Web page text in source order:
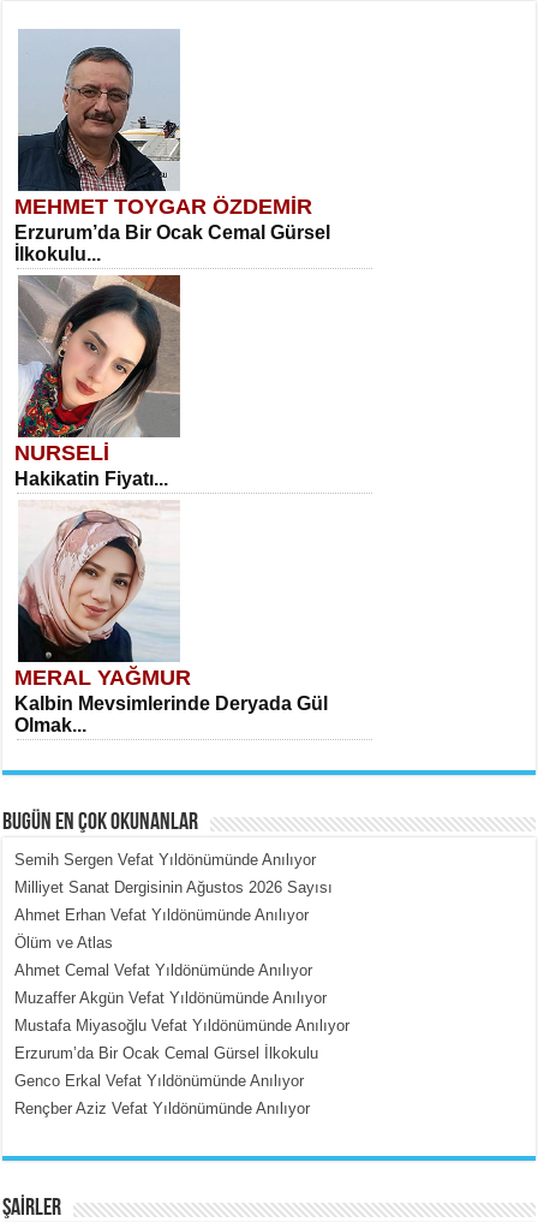
MEHMET TOYGAR ÖZDEMİR
Erzurum’da Bir Ocak Cemal Gürsel
İlkokulu...
NURSELİ
Hakikatin Fiyatı...
MERAL YAĞMUR
Kalbin Mevsimlerinde Deryada Gül
Olmak...
MEHMET ÇOBAN
İçerdeki Put Dışardaki Maskeler...
BUGÜN EN ÇOK OKUNANLAR
Semih Sergen Vefat Yıldönümünde Anılıyor
Milliyet Sanat Dergisinin Ağustos 2026 Sayısı
Ahmet Erhan Vefat Yıldönümünde Anılıyor
Ölüm ve Atlas
Ahmet Cemal Vefat Yıldönümünde Anılıyor
Muzaffer Akgün Vefat Yıldönümünde Anılıyor
Mustafa Miyasoğlu Vefat Yıldönümünde Anılıyor
Erzurum’da Bir Ocak Cemal Gürsel İlkokulu
Genco Erkal Vefat Yıldönümünde Anılıyor
Rençber Aziz Vefat Yıldönümünde Anılıyor
ŞAİRLER